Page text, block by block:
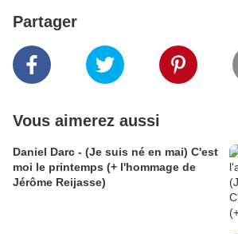
Partager
Vous aimerez aussi
Daniel Darc - (Je suis né en mai) C'est
moi le printemps (+ l'hommage de
Jérôme Reijasse)